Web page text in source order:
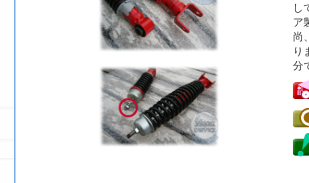
し
ア
尚
り
分